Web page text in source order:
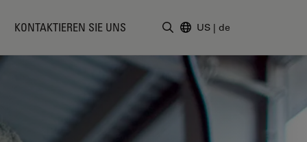
KONTAKTIEREN SIE UNS US | de